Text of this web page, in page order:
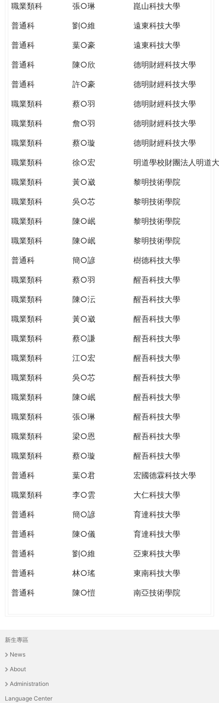
職業類科
張○琳
崑山科技大學
普通科
劉○維
遠東科技大學
普通科
葉○豪
遠東科技大學
普通科
陳○欣
德明財經科技大學
普通科
許○豪
德明財經科技大學
職業類科
蔡○羽
德明財經科技大學
職業類科
詹○羽
德明財經科技大學
職業類科
蔡○璇
德明財經科技大學
職業類科
徐○宏
明道學校財團法人明道
職業類科
黃○崴
黎明技術學院
職業類科
吳○芯
黎明技術學院
職業類科
陳○岷
黎明技術學院
職業類科
陳○岷
黎明技術學院
普通科
簡○諺
樹德科技大學
職業類科
蔡○羽
醒吾科技大學
職業類科
陳○沄
醒吾科技大學
職業類科
黃○崴
醒吾科技大學
職業類科
蔡○謙
醒吾科技大學
職業類科
江○宏
醒吾科技大學
職業類科
吳○芯
醒吾科技大學
職業類科
陳○岷
醒吾科技大學
職業類科
張○琳
醒吾科技大學
職業類科
梁○恩
醒吾科技大學
職業類科
蔡○璇
醒吾科技大學
普通科
葉○君
宏國德霖科技大學
職業類科
李○雲
大仁科技大學
普通科
簡○諺
育達科技大學
普通科
陳○儀
育達科技大學
普通科
劉○維
亞東科技大學
普通科
林○瑤
東南科技大學
普通科
陳○愷 南亞技術學院
主
選
單
新生專區
News
About
Administration
Language Center